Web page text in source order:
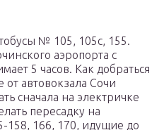
№ 105, 105с, 155.
аэропорта с
5 часов. Как добраться
от автовокзала Сочи
сначала на электричке
пересадку на
158, 166, 170, идущие до